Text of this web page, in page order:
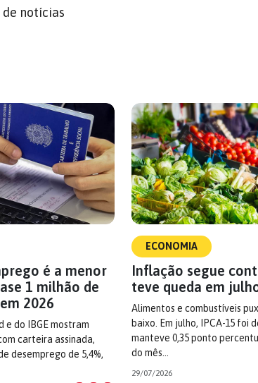
de notícias
é a menor
1 milhão de
2026
e do IBGE mostram
carteira assinada,
desemprego de 5,4%,
ECONOMIA
Inflação segue
teve queda em
Alimentos e combustíveis
baixo. Em julho, IPCA-15 foi
manteve 0,35 ponto
do mês…
29/07/2026